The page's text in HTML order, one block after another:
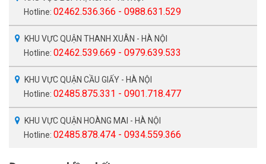
Hotline: 02462.536.366 - 0988.631.529
KHU VỰC QUẬN THANH XUÂN - HÀ NỘI
Hotline: 02462.539.669 - 0979.639.533
KHU VỰC QUẬN CẦU GIẤY - HÀ NỘI
Hotline: 02485.875.331 - 0901.718.477
KHU VỰC QUẬN HOÀNG MAI - HÀ NỘI
Hotline: 02485.878.474 - 0934.559.366